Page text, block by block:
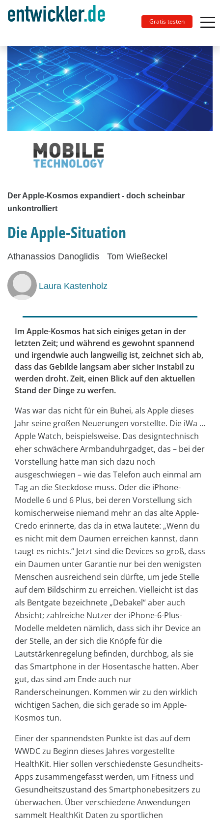
Gratis testen
Der Apple-Kosmos expandiert - doch scheinbar
unkontrolliert
Die Apple-Situation
Athanassios Danoglidis Tom Wießeckel
Laura Kastenholz
Im Apple-Kosmos hat sich einiges getan in der
letzten Zeit; und während es gewohnt spannend
und irgendwie auch langweilig ist, zeichnet sich ab,
dass das Gebilde langsam aber sicher instabil zu
werden droht. Zeit, einen Blick auf den aktuellen
Stand der Dinge zu werfen.
Was war das nicht für ein Buhei, als Apple dieses
Jahr seine großen Neuerungen vorstellte. Die iWa …
Apple Watch, beispielsweise. Das designtechnisch
eher schwächere Armbanduhrgadget, das – bei der
Vorstellung hatte man sich dazu noch
ausgeschwiegen – wie das Telefon auch einmal am
Tag an die Steckdose muss. Oder die iPhone-
Modelle 6 und 6 Plus, bei deren Vorstellung sich
komischerweise niemand mehr an das alte Apple-
Credo erinnerte, das da in etwa lautete: „Wenn du
es nicht mit dem Daumen erreichen kannst, dann
taugt es nichts.“ Jetzt sind die Devices so groß, dass
ein Daumen unter Garantie nur bei den wenigsten
Menschen ausreichend sein dürfte, um jede Stelle
auf dem Bildschirm zu erreichen. Vielleicht ist das
als Bentgate bezeichnete „Debakel“ aber auch
Absicht; zahlreiche Nutzer der iPhone-6-Plus-
Modelle meldeten nämlich, dass sich ihr Device an
der Stelle, an der sich die Knöpfe für die
Lautstärkenregelung befinden, durchbog, als sie
das Smartphone in der Hosentasche hatten. Aber
gut, das sind am Ende auch nur
Randerscheinungen. Kommen wir zu den wirklich
wichtigen Sachen, die sich gerade so im Apple-
Kosmos tun.
Einer der spannendsten Punkte ist das auf dem
WWDC zu Beginn dieses Jahres vorgestellte
HealthKit. Hier sollen verschiedenste Gesundheits-
Apps zusammengefasst werden, um Fitness und
Gesundheitszustand des Smartphonebesitzers zu
überwachen. Über verschiedene Anwendungen
sammelt HealthKit Daten zu sportlichen